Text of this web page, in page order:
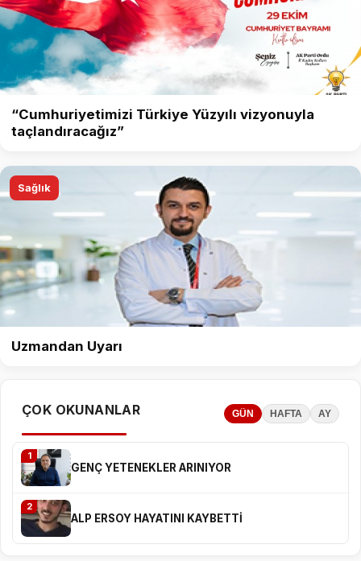
“Cumhuriyetimizi Türkiye Yüzyılı vizyonuyla
taçlandıracağız”
Sağlık
Uzmandan Uyarı
ÇOK OKUNANLAR GÜN HAFTA AY
1
GENÇ YETENEKLER ARINIYOR
2
ALP ERSOY HAYATINI KAYBETTİ